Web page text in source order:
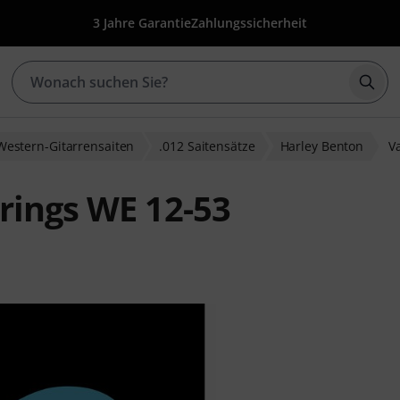
3 Jahre GarantieZahlungssicherheit
Gitarrensaiten .012 Saitensätze Harley Benton
WE 12-53